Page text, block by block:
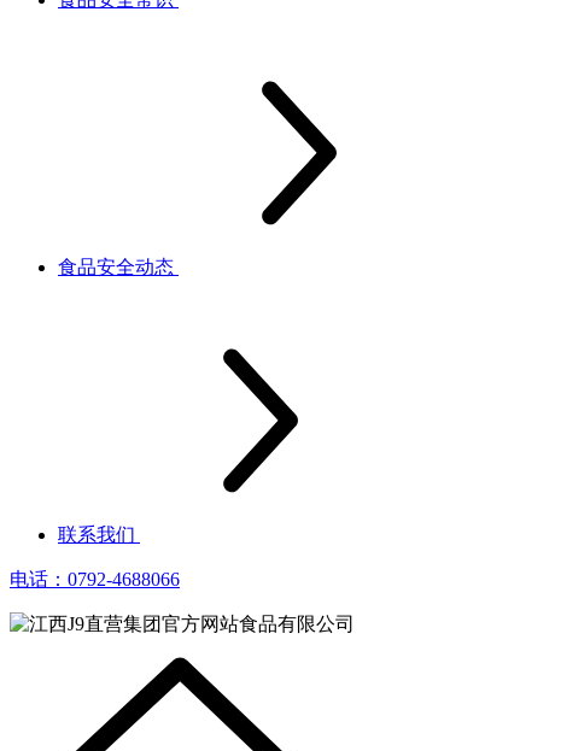
食品安全动态
联系我们
电话：0792-4688066